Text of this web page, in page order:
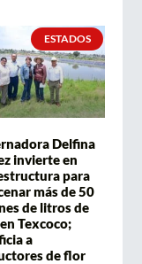
ESTADOS
Delfina
invierte en
para
más de 50
de litros de
Texcoco;
a
de flor